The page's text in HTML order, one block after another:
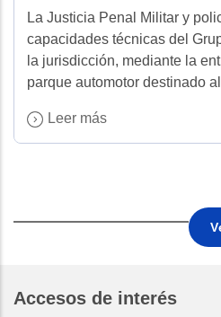
La Justicia Penal Militar y
capacidades técnicas del
la jurisdicción, mediante la
parque automotor destinado
Leer más
Accesos de interés